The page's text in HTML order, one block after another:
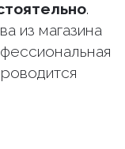
.
из магазина